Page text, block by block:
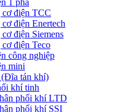
1 pha
điện TCC
điện Enertech
điện Siemens
điện Teco
công nghiệp
mini
tán khí)
khí tinh
phối khí LTD
phối khí SSI